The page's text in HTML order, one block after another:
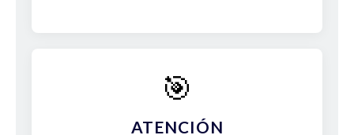
🎯
ATENCIÓN